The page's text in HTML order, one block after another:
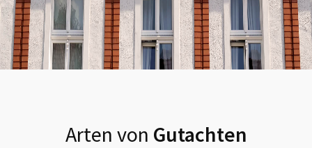
Arten von Gutachten